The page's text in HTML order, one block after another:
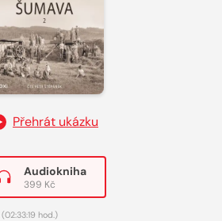
Přehrát ukázku
Audiokniha
399 Kč
(02:33:19 hod.)